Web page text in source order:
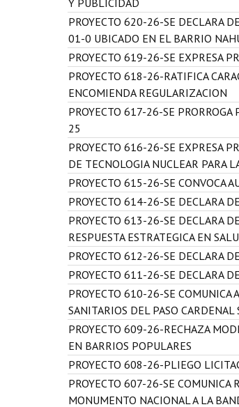
Y PUBLICIDAD
PROYECTO 620-26-SE DECLARA
01-0 UBICADO EN EL BARRIO
PROYECTO 619-26-SE EXPRESA
PROYECTO 618-26-RATIFICA
ENCOMIENDA REGULARIZACION
PROYECTO 617-26-SE
25
PROYECTO 616-26-SE EXPRESA
DE TECNOLOGIA NUCLEAR PARA
PROYECTO 615-26-SE CONVOCA
PROYECTO 614-26-SE DECLARA
PROYECTO 613-26-SE DECLARA
RESPUESTA ESTRATEGICA EN
PROYECTO 612-26-SE DECLARA
PROYECTO 611-26-SE DECLARA
PROYECTO 610-26-SE COMUNICA
SANITARIOS DEL PASO CARDENAL
PROYECTO 609-26-RECHAZA
EN BARRIOS POPULARES
PROYECTO 608-26-PLIEGO
PROYECTO 607-26-SE COMUNICA
MONUMENTO NACIONAL A LA